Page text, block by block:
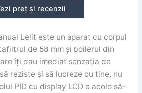
preț și recenzii
Lelit este un aparat cu corpul
de 58 mm și boilerul din
îți dau imediat senzația de
reziste și să lucreze cu tine, nu
PID cu display LCD e acolo să-